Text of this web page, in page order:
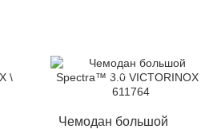
Чемодан большой
-12%